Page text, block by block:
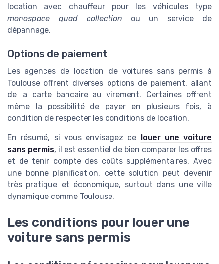
location avec chauffeur pour les véhicules type
monospace quad collection ou un service de
dépannage.
Options de paiement
Les agences de location de voitures sans permis à
Toulouse offrent diverses options de paiement, allant
de la carte bancaire au virement. Certaines offrent
même la possibilité de payer en plusieurs fois, à
condition de respecter les conditions de location.
En résumé, si vous envisagez de
louer une voiture
sans permis, il est essentiel de bien comparer les offres
et de tenir compte des coûts supplémentaires. Avec
une bonne planification, cette solution peut devenir
très pratique et économique, surtout dans une ville
dynamique comme Toulouse.
Les conditions pour louer une
voiture sans permis